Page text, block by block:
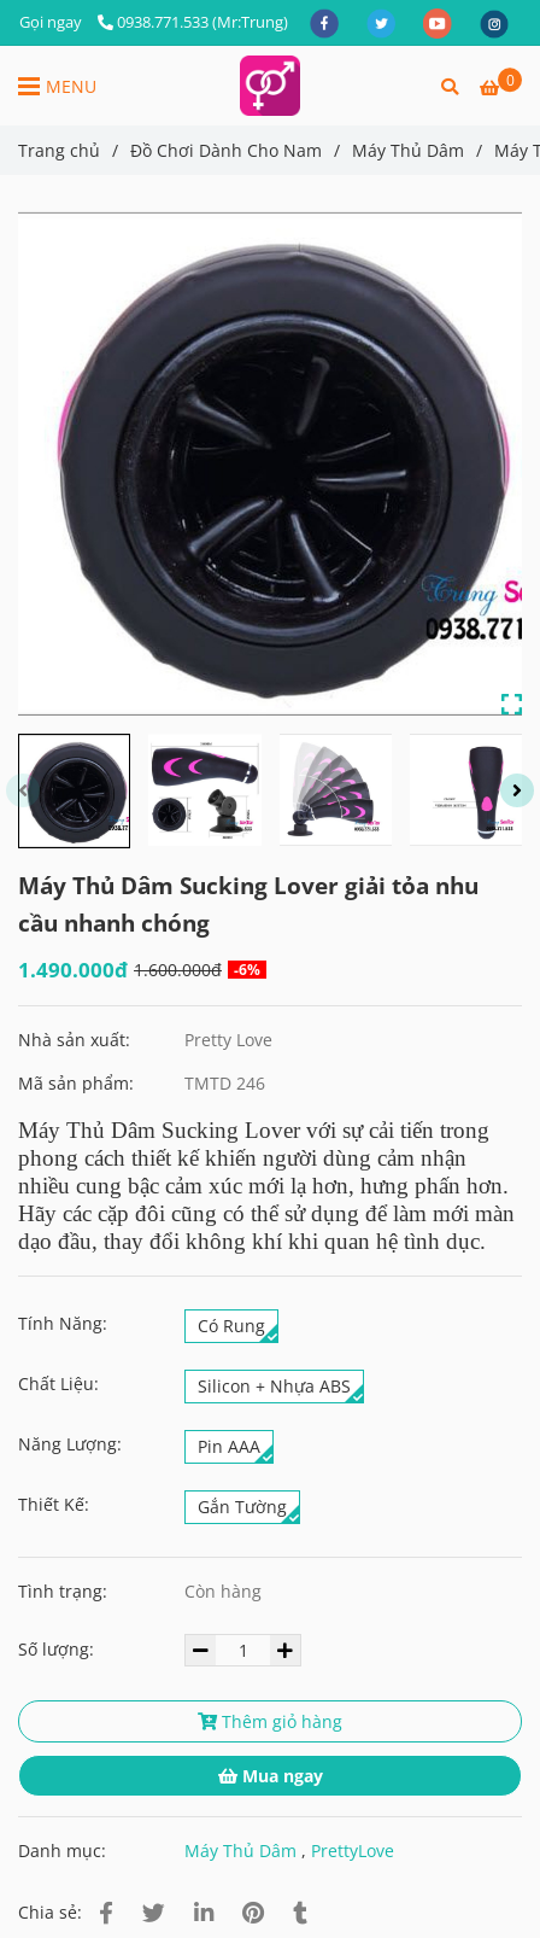
Gọi ngay 0938.771.533 (Mr:Trung)
0
MENU
Trang chủ / Đồ Chơi Dành Cho Nam / Máy Thủ Dâm / Máy
Máy Thủ Dâm Sucking Lover giải tỏa nhu
cầu nhanh chóng
1.490.000đ 1.600.000đ -6%
Nhà sản xuất:
Pretty Love
Mã sản phẩm:
TMTD 246
Máy Thủ Dâm Sucking Lover với sự cải tiến trong
phong cách thiết kế khiến người dùng cảm nhận
nhiều cung bậc cảm xúc mới lạ hơn, hưng phấn hơn.
Hãy các cặp đôi cũng có thể sử dụng để làm mới màn
dạo đầu, thay đổi không khí khi quan hệ tình dục.
Tính Năng: Có Rung
Chất Liệu: Silicon + Nhựa ABS
Năng Lượng: Pin AAA
Thiết Kế: Gắn Tường
Tình trạng: Còn hàng
Số lượng:
Thêm giỏ hàng
Mua ngay
Danh mục: Máy Thủ Dâm , PrettyLove
Chia sẻ: